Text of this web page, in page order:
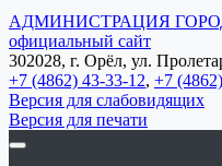
АДМИНИСТРАЦИЯ
официальный сайт
302028, г. Орёл, ул.
+7 (4862) 43-33-12, +7
Версия для слабовидящих
Версия для печати